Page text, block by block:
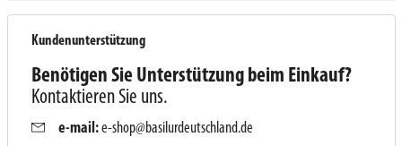
Kundenunterstützung
Benötigen Sie Unterstützung beim Einkauf?
Kontaktieren Sie uns.
e-mail:e-shop@basilurdeutschland.de